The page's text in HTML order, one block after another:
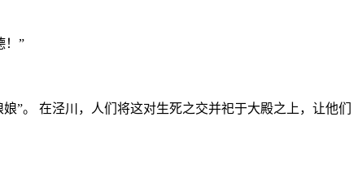
！”
”。 在泾川，人们将这对生死之交并祀于大殿之上，让他们